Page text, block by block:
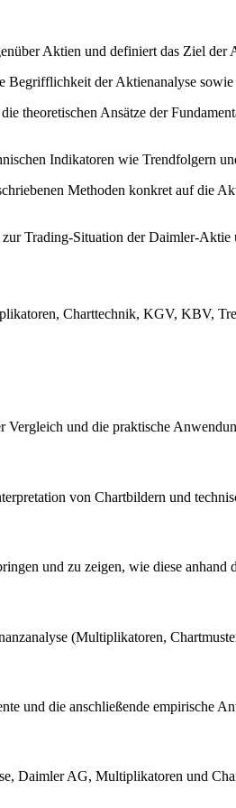
Aktien und definiert das Ziel
Begrifflichkeit der Aktienanalyse
theoretischen Ansätze der
Indikatoren wie Trendfolgern
Methoden konkret auf die
Trading-Situation der Daimler-
Charttechnik, KGV, KBV,
und die praktische
von Chartbildern und
und zu zeigen, wie diese
(Multiplikatoren,
und die anschließende empirische
Daimler AG, Multiplikatoren und